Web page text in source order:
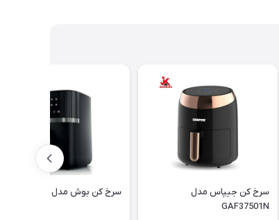
سرخ کن جیپاس مدل
GAF37501N
سرخ کن بوش مدل MAF462B0